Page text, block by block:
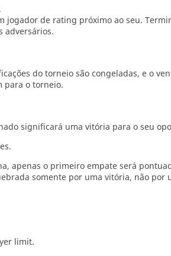
jogador de rating próximo ao seu.
adversários.
do torneio são congeladas, e o
para o torneio.
significará uma vitória para o seu
apenas o primeiro empate será
somente por uma vitória, não por
limit.